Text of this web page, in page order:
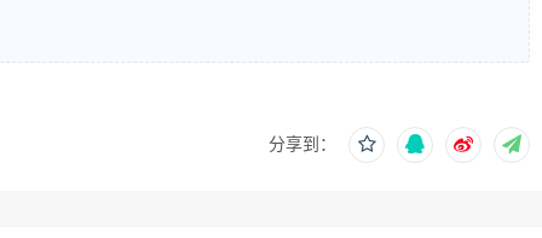
分享到：